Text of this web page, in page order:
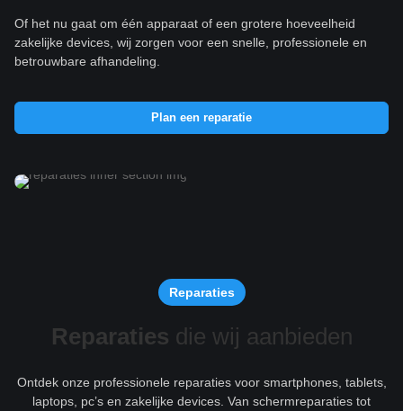
Of het nu gaat om één apparaat of een grotere hoeveelheid
zakelijke devices, wij zorgen voor een snelle, professionele en
betrouwbare afhandeling.
Plan een reparatie
Reparaties
Reparaties die wij aanbieden
Ontdek onze professionele reparaties voor smartphones, tablets,
laptops, pc’s en zakelijke devices. Van schermreparaties tot